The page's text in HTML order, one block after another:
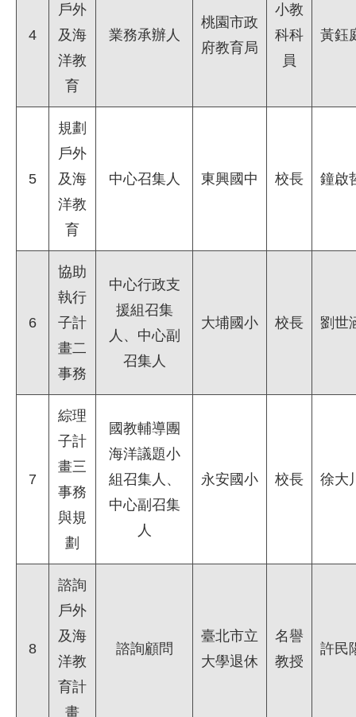
4
戶外
及海
洋教
育
業務承辦人
桃園市政
府教育局
小教
科科
員
黃鈺
5
規劃
戶外
及海
洋教
育
中心召集人 東興國中 校長 鐘啟
6
協助
執行
子計
畫二
事務
中心行政支
援組召集
人、中心副
召集人
大埔國小 校長 劉世
7
綜理
子計
畫三
事務
與規
劃
國教輔導團
海洋議題小
組召集人、
中心副召集
人
永安國小 校長 徐大
8
諮詢
戶外
及海
洋教
育計
畫
諮詢顧問
臺北市立
大學退休
名譽
教授
許民